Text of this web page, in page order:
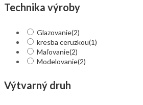
Technika výroby
Glazovanie(2)
kresba ceruzkou(1)
Maľovanie(2)
Modelovanie(2)
Výtvarný druh